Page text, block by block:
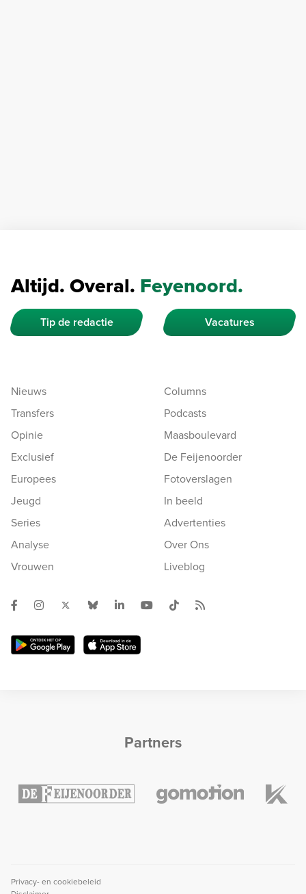
Altijd. Overal. Feyenoord.
Tip de redactie Vacatures
Nieuws
Transfers
Opinie
Exclusief
Europees
Jeugd
Series
Analyse
Vrouwen
Columns
Podcasts
Maasboulevard
De Feijenoorder
Fotoverslagen
In beeld
Advertenties
Over Ons
Liveblog
Partners
Privacy- en cookiebeleid